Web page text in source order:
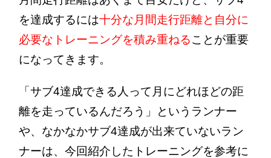
を達成するには十分な月間走行距離と自分に
必要なトレーニングを積み重ねることが重要
になってきます。
「サブ4達成できる人って月にどれほどの距
離を走っているんだろう」というランナー
や、なかなかサブ4達成が出来ていないラン
ナーは、今回紹介したトレーニングを参考に